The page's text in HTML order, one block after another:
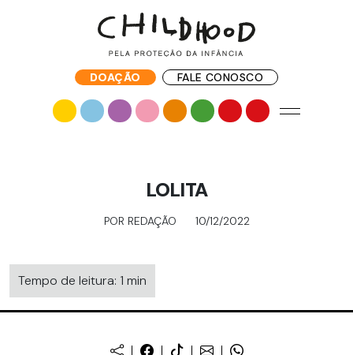
DOAÇÃO FALE CONOSCO
LOLITA
POR REDAÇÃO 10/12/2022
Tempo de leitura: 1 min